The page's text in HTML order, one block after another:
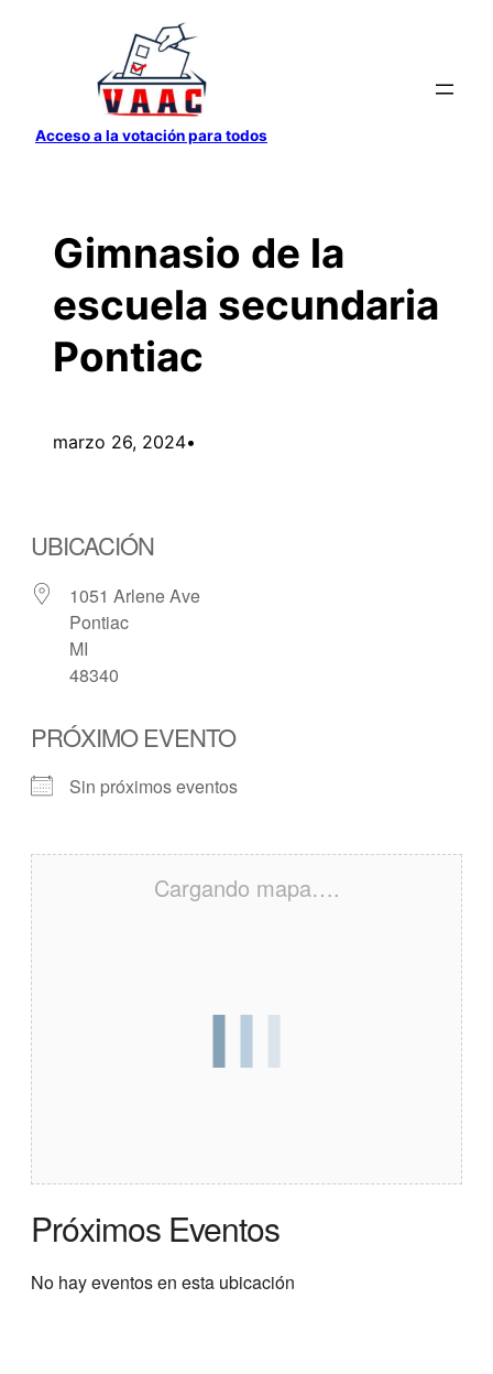
contenido
Acceso a la votación para todos
Gimnasio de la
escuela secundaria
Pontiac
marzo 26, 2024•
UBICACIÓN
1051 Arlene Ave
Pontiac
MI
48340
PRÓXIMO EVENTO
Sin próximos eventos
Cargando mapa….
Próximos Eventos
No hay eventos en esta ubicación